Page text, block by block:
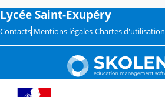
Lycée Saint-Exupéry
Contacts Mentions légales Chartes d'utilisation